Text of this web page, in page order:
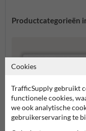
Productcategorieën
Cookies
TrafficSupply gebruikt
functionele cookies,
we ook analytische
gebruikerservaring te